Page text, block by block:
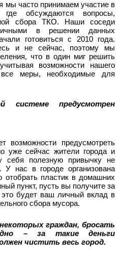
мы часто принимаем участие в
где обсуждаются вопросы,
сбора ТКО. Наши соседи
в решении данных
готовиться с 2010 года.
и не сейчас, поэтому мы
что в один миг решить
возможности нашего
меры, необходимые для
системе предусмотрен
возможности предусмотреть
уже сейчас жители города и
себя полезную привычку не
нас в городе организована
отобрать пластик в домашних
пункт, пусть вы получите за
это будет ваш личный вклад в
сбора мусора.
граждан, бросать
– за такие деньги
чистить весь город.